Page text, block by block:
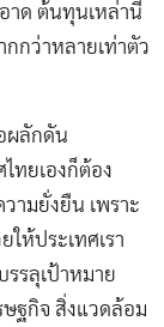
าด ต้นทุนเหล่านี้
กว่าหลายเท่าตัว
ผลักดัน
ทยเองก็ต้อง
ามยั่งยืน เพราะ
ห้ประเทศเรา
รลุเป้าหมาย
ษฐกิจ สิ่งแวดล้อม